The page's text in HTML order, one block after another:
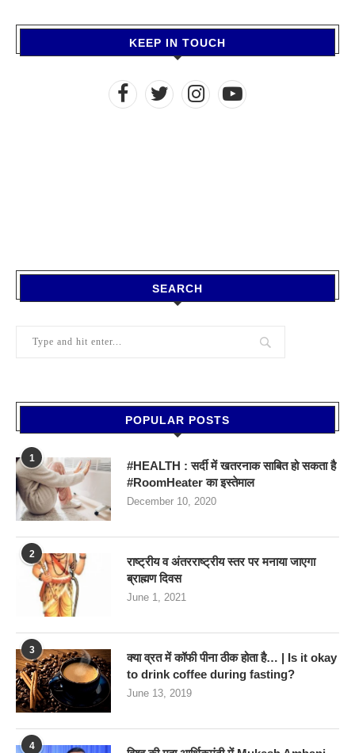
KEEP IN TOUCH
SEARCH
POPULAR POSTS
1
#HEALTH : सर्दी में खतरनाक साबित हो सकता है
#RoomHeater का इस्तेमाल
December 10, 2020
2
राष्ट्रीय व अंतरराष्ट्रीय स्तर पर मनाया जाएगा
ब्राह्मण दिवस
June 1, 2021
3
क्या व्रत में कॉफी पीना ठीक होता है… | Is it okay
to drink coffee during fasting?
June 13, 2019
4